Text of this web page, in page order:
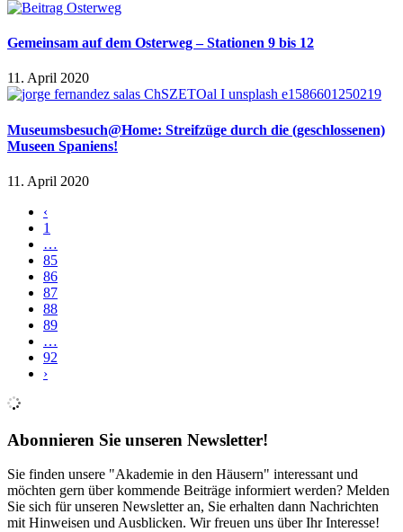
Gemeinsam auf dem Osterweg – Stationen 9 bis 12
11. April 2020
Museumsbesuch@Home: Streifzüge durch die (geschlossenen)
Museen Spaniens!
11. April 2020
‹
1
…
85
86
87
88
89
…
92
›
Abonnieren Sie unseren Newsletter!
Sie finden unsere "Akademie in den Häusern" interessant und
möchten gern über kommende Beiträge informiert werden? Melden
Sie sich für unseren Newsletter an, Sie erhalten dann Nachrichten
mit Hinweisen und Ausblicken. Wir freuen uns über Ihr Interesse!